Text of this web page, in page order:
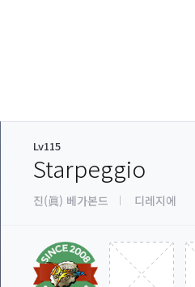
Lv115
Starpeggio
진(眞) 베가본드 디레지에